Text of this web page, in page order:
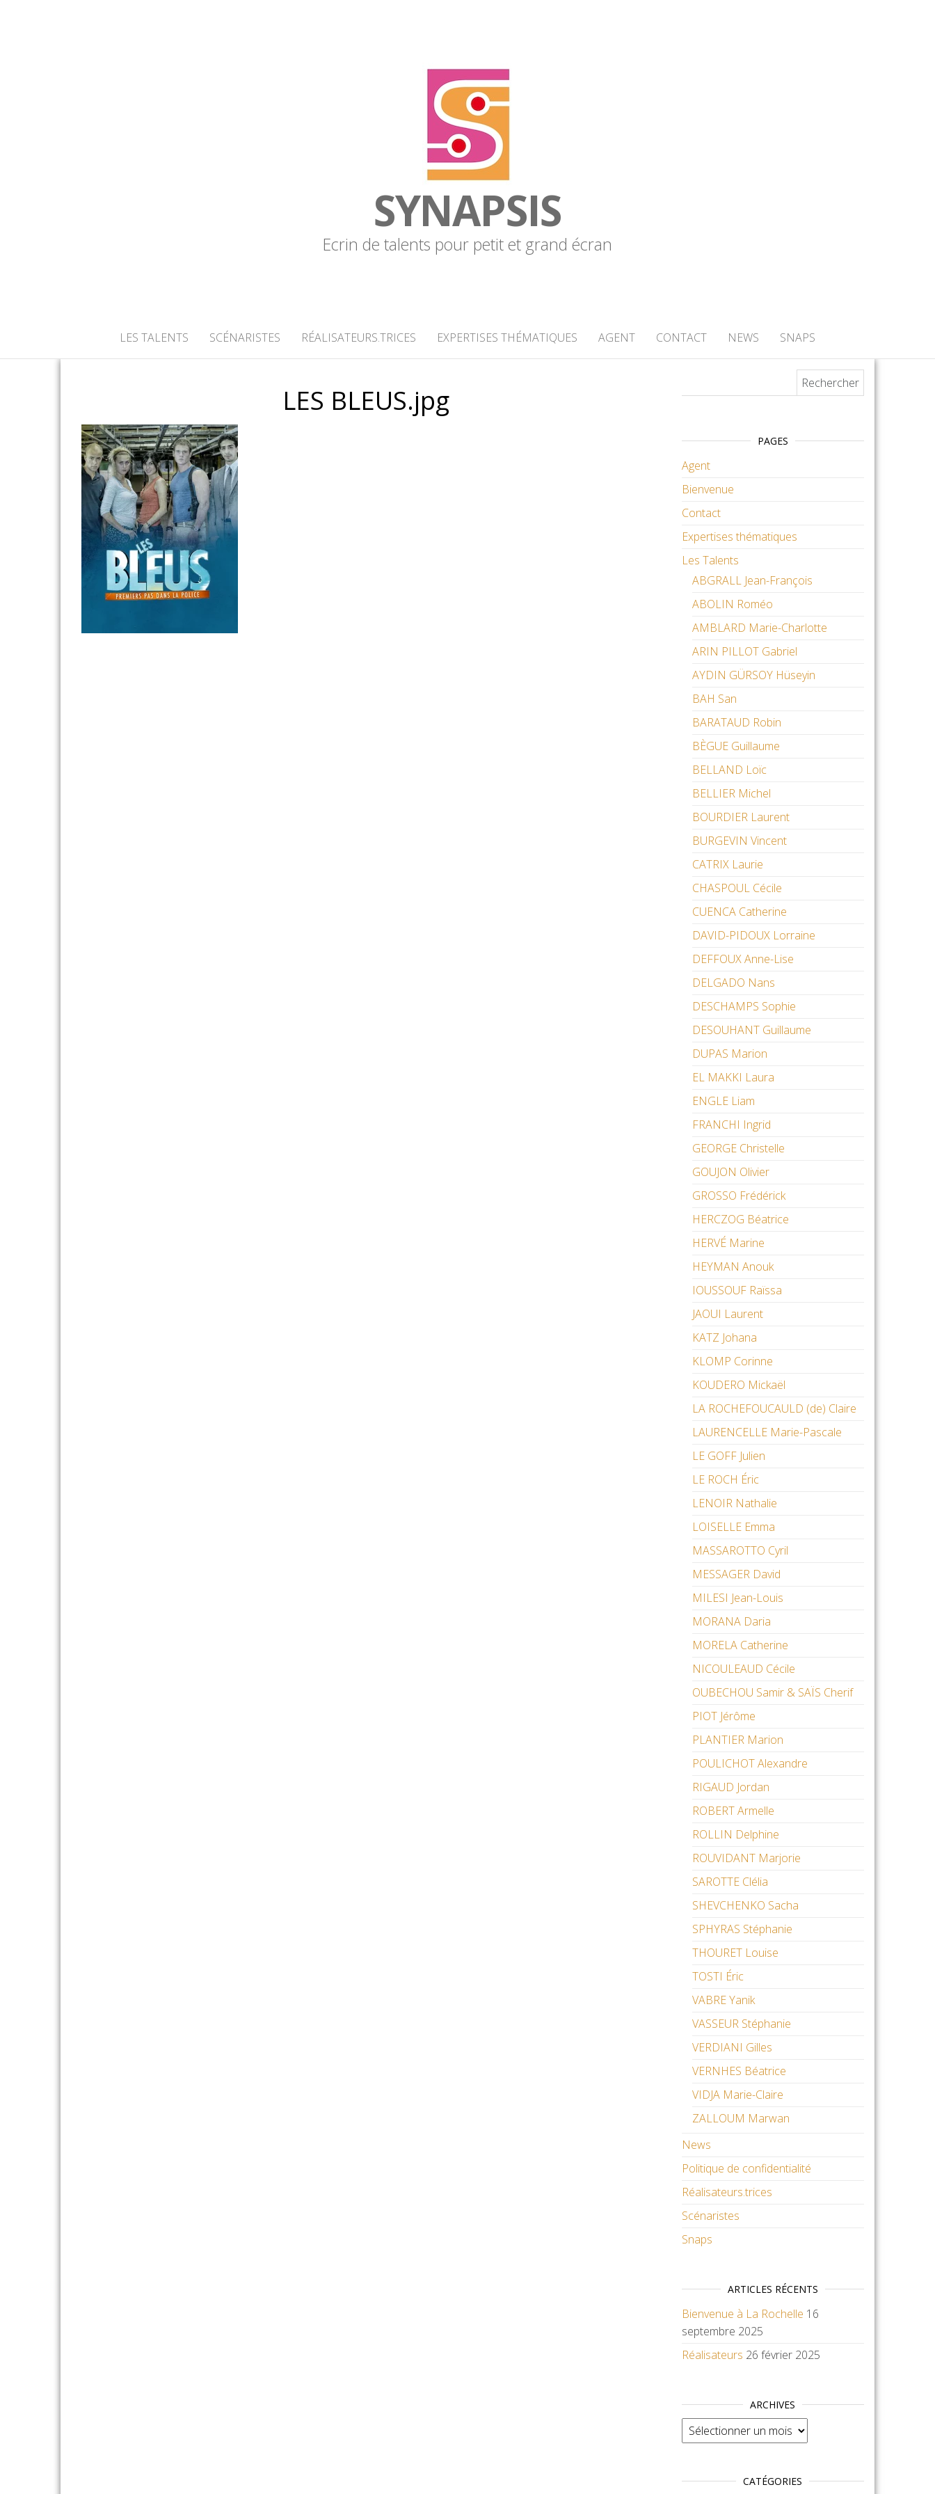
SYNAPSIS
Ecrin de talents pour petit et grand écran
LES TALENTS SCÉNARISTES RÉALISATEURS.TRICES EXPERTISES THÉMATIQUES AGENT CONTACT NEWS SNAPS
LES BLEUS.jpg
PAGES
Agent
Bienvenue
Contact
Expertises thématiques
Les Talents
ABGRALL Jean-François
ABOLIN Roméo
AMBLARD Marie-Charlotte
ARIN PILLOT Gabriel
AYDIN GÜRSOY Hüseyin
BAH San
BARATAUD Robin
BÈGUE Guillaume
BELLAND Loïc
BELLIER Michel
BOURDIER Laurent
BURGEVIN Vincent
CATRIX Laurie
CHASPOUL Cécile
CUENCA Catherine
DAVID-PIDOUX Lorraine
DEFFOUX Anne-Lise
DELGADO Nans
DESCHAMPS Sophie
DESOUHANT Guillaume
DUPAS Marion
EL MAKKI Laura
ENGLE Liam
FRANCHI Ingrid
GEORGE Christelle
GOUJON Olivier
GROSSO Frédérick
HERCZOG Béatrice
HERVÉ Marine
HEYMAN Anouk
IOUSSOUF Raïssa
JAOUI Laurent
KATZ Johana
KLOMP Corinne
KOUDERO Mickaël
LA ROCHEFOUCAULD (de) Claire
LAURENCELLE Marie-Pascale
LE GOFF Julien
LE ROCH Éric
LENOIR Nathalie
LOISELLE Emma
MASSAROTTO Cyril
MESSAGER David
MILESI Jean-Louis
MORANA Daria
MORELA Catherine
NICOULEAUD Cécile
OUBECHOU Samir & SAÏS Cherif
PIOT Jérôme
PLANTIER Marion
POULICHOT Alexandre
RIGAUD Jordan
ROBERT Armelle
ROLLIN Delphine
ROUVIDANT Marjorie
SAROTTE Clélia
SHEVCHENKO Sacha
SPHYRAS Stéphanie
THOURET Louise
TOSTI Éric
VABRE Yanik
VASSEUR Stéphanie
VERDIANI Gilles
VERNHES Béatrice
VIDJA Marie-Claire
ZALLOUM Marwan
News
Politique de confidentialité
Réalisateurs.trices
Scénaristes
Snaps
ARTICLES RÉCENTS
Bienvenue à La Rochelle 16
septembre 2025
Réalisateurs 26 février 2025
ARCHIVES
Archives
CATÉGORIES